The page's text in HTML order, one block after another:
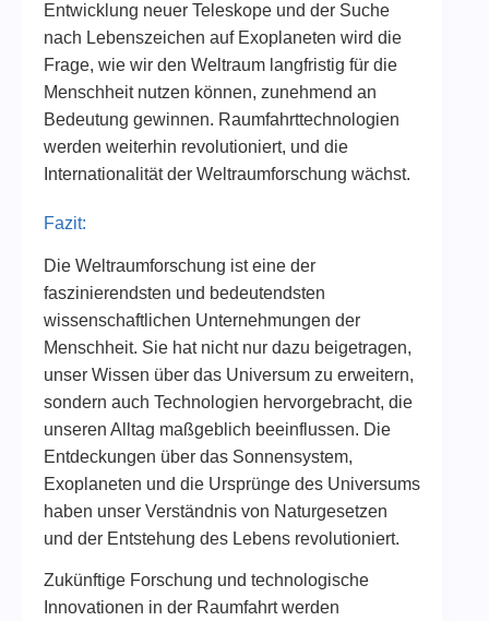
Entwicklung neuer Teleskope und der Suche
nach Lebenszeichen auf Exoplaneten wird die
Frage, wie wir den Weltraum langfristig für die
Menschheit nutzen können, zunehmend an
Bedeutung gewinnen. Raumfahrttechnologien
werden weiterhin revolutioniert, und die
Internationalität der Weltraumforschung wächst.
Fazit:
Die Weltraumforschung ist eine der
faszinierendsten und bedeutendsten
wissenschaftlichen Unternehmungen der
Menschheit. Sie hat nicht nur dazu beigetragen,
unser Wissen über das Universum zu erweitern,
sondern auch Technologien hervorgebracht, die
unseren Alltag maßgeblich beeinflussen. Die
Entdeckungen über das Sonnensystem,
Exoplaneten und die Ursprünge des Universums
haben unser Verständnis von Naturgesetzen
und der Entstehung des Lebens revolutioniert.
Zukünftige Forschung und technologische
Innovationen in der Raumfahrt werden